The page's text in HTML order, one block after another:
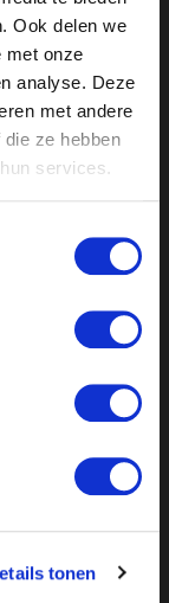
Ook delen we
met onze
analyse. Deze
met andere
ze hebben
services.
tonen
je wil - je hoeft